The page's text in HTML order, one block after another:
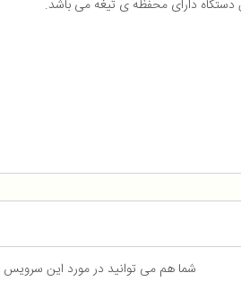
شما هم می توانید در مورد این